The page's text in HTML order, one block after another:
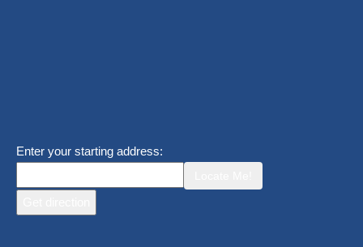
Enter your starting address: